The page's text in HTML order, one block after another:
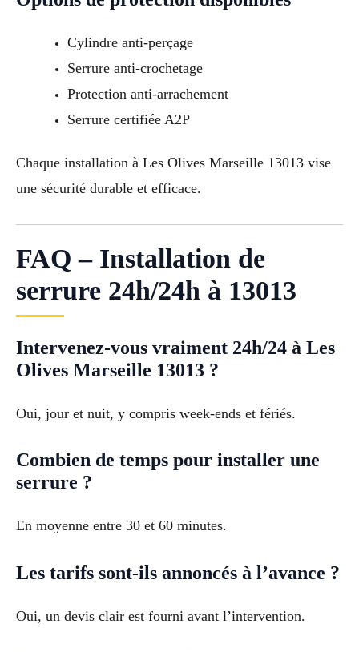
Cylindre anti-perçage
Serrure anti-crochetage
Protection anti-arrachement
Serrure certifiée A2P
Chaque installation à Les Olives Marseille 13013 vise
une sécurité durable et efficace.
FAQ – Installation de
serrure 24h/24h à 13013
Intervenez-vous vraiment 24h/24 à Les
Olives Marseille 13013 ?
Oui, jour et nuit, y compris week-ends et fériés.
Combien de temps pour installer une
serrure ?
En moyenne entre 30 et 60 minutes.
Les tarifs sont-ils annoncés à l’avance ?
Oui, un devis clair est fourni avant l’intervention.